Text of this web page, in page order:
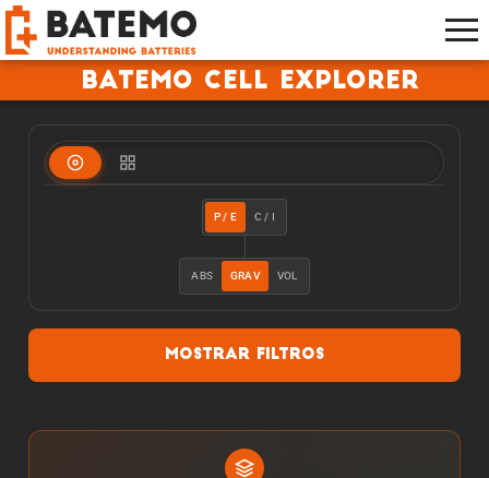
Batemo Cell Explorer
P / E C / I
ABS GRAV VOL
Mostrar filtros